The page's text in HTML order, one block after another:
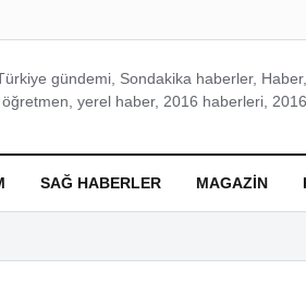
gündemi, Sondakika haberler,
yerel haber, 2016 haberleri,
SAĞ HABERLER MAGAZIN